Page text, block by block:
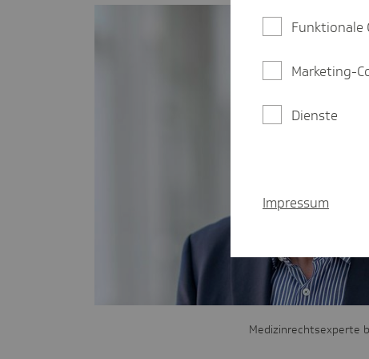
Medizinrechtsexperte
Funktionale
Marketing-
Dienste
Impressum